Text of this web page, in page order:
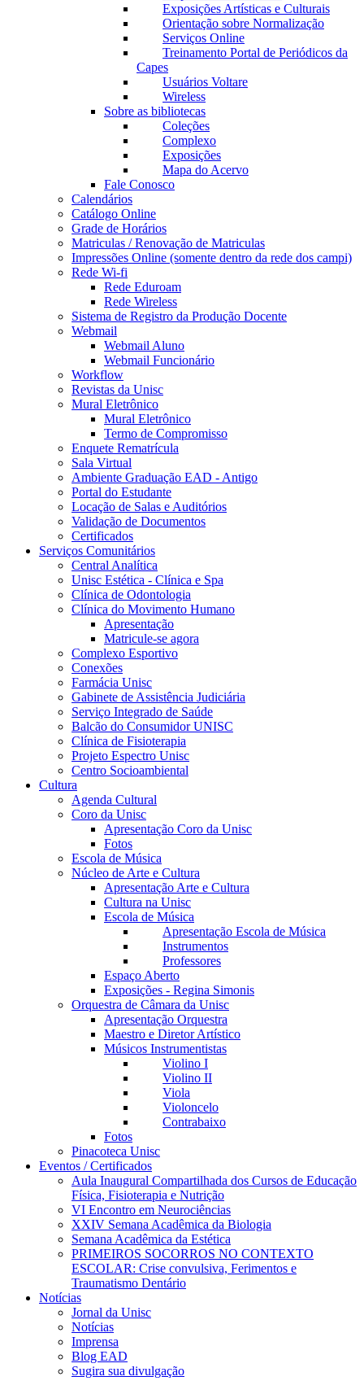
Exposições Artísticas e Culturais
Orientação sobre Normalização
Serviços Online
Treinamento Portal de Periódicos da
Capes
Usuários Voltare
Wireless
Sobre as bibliotecas
Coleções
Complexo
Exposições
Mapa do Acervo
Fale Conosco
Calendários
Catálogo Online
Grade de Horários
Matriculas / Renovação de Matriculas
Impressões Online (somente dentro da rede dos campi)
Rede Wi-fi
Rede Eduroam
Rede Wireless
Sistema de Registro da Produção Docente
Webmail
Webmail Aluno
Webmail Funcionário
Workflow
Revistas da Unisc
Mural Eletrônico
Mural Eletrônico
Termo de Compromisso
Enquete Rematrícula
Sala Virtual
Ambiente Graduação EAD - Antigo
Portal do Estudante
Locação de Salas e Auditórios
Validação de Documentos
Certificados
Serviços Comunitários
Central Analítica
Unisc Estética - Clínica e Spa
Clínica de Odontologia
Clínica do Movimento Humano
Apresentação
Matricule-se agora
Complexo Esportivo
Conexões
Farmácia Unisc
Gabinete de Assistência Judiciária
Serviço Integrado de Saúde
Balcão do Consumidor UNISC
Clínica de Fisioterapia
Projeto Espectro Unisc
Centro Socioambiental
Cultura
Agenda Cultural
Coro da Unisc
Apresentação Coro da Unisc
Fotos
Escola de Música
Núcleo de Arte e Cultura
Apresentação Arte e Cultura
Cultura na Unisc
Escola de Música
Apresentação Escola de Música
Instrumentos
Professores
Espaço Aberto
Exposições - Regina Simonis
Orquestra de Câmara da Unisc
Apresentação Orquestra
Maestro e Diretor Artístico
Músicos Instrumentistas
Violino I
Violino II
Viola
Violoncelo
Contrabaixo
Fotos
Pinacoteca Unisc
Eventos / Certificados
Aula Inaugural Compartilhada dos Cursos de Educação
Física, Fisioterapia e Nutrição
VI Encontro em Neurociências
XXIV Semana Acadêmica da Biologia
Semana Acadêmica da Estética
PRIMEIROS SOCORROS NO CONTEXTO
ESCOLAR: Crise convulsiva, Ferimentos e
Traumatismo Dentário
Notícias
Jornal da Unisc
Notícias
Imprensa
Blog EAD
Sugira sua divulgação